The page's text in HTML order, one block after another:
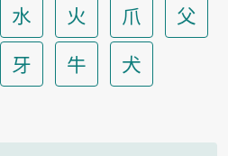
水 火 爪
父
牙 牛 犬